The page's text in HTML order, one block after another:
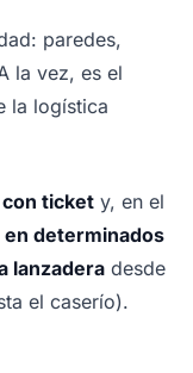
paredes,
la vez, es el
la logística
ticket y, en el
en determinados
lanzadera desde
el caserío).